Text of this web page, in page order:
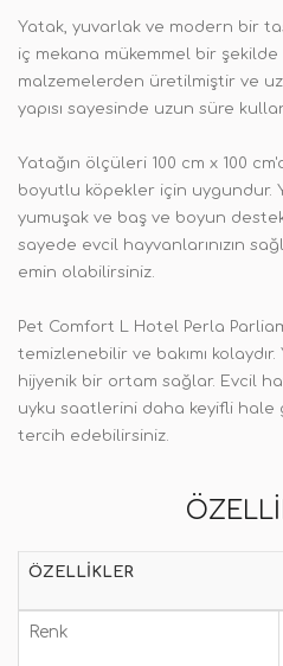
Yatak, yuvarlak ve modern bir
iç mekana mükemmel bir
malzemelerden üretilmiştir ve
yapısı sayesinde uzun süre
Yatağın ölçüleri 100 cm x 100
boyutlu köpekler için uygundur.
yumuşak ve baş ve boyun
sayede evcil hayvanlarınızın
emin olabilirsiniz.
Pet Comfort L Hotel Perla
temizlenebilir ve bakımı kolaydır.
hijyenik bir ortam sağlar. Evcil
uyku saatlerini daha keyifli hale
tercih edebilirsiniz.
ÖZELLIKLER
Renk